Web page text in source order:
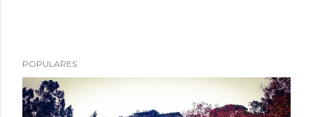
POPULARES